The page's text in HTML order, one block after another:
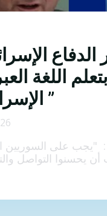
الدفاع
بتعلم اللغة
الإسرائيليين “مفبرك ”
: "يجب على السوريين
يحسنوا التواصل